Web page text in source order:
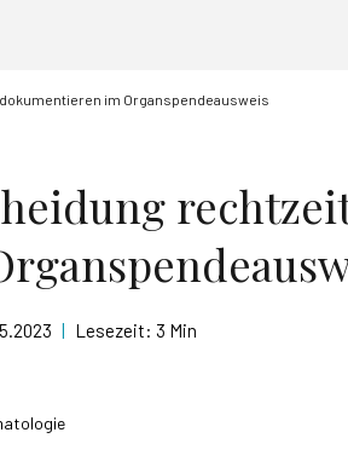
im Organspendeausweis
| Lesezeit: 3 Min